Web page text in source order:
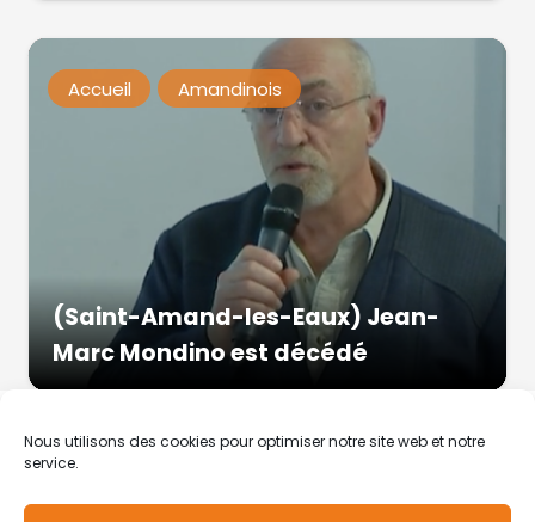
Nous utilisons des cookies pour optimiser notre site web et notre
service.
Accueil Amandinois
(Saint-Amand-les-Eaux) Jean-
Marc Mondino est décédé